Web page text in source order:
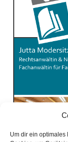
Um dir ein optimales